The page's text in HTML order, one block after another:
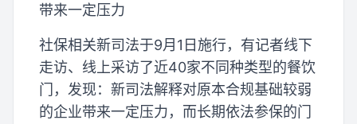
带来一定压力
社保相关新司法于9月1日施行，有记者线下
走访、线上采访了近40家不同种类型的餐饮
门，发现：新司法解释对原本合规基础较弱
的企业带来一定压力，而长期依法参保的门